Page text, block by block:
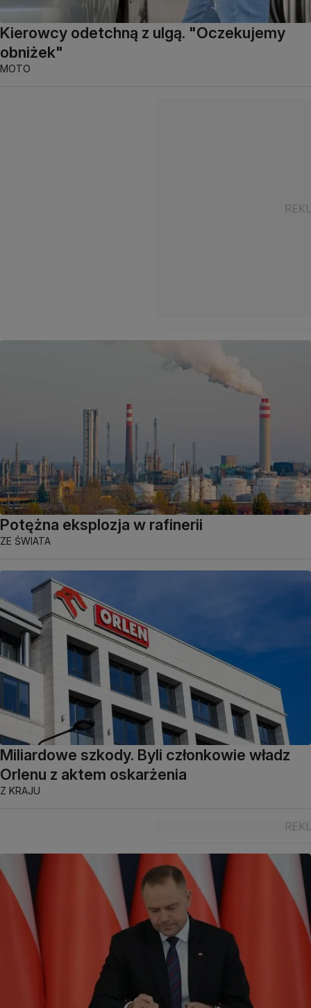
Kierowcy odetchną z ulgą. "Oczekujemy
obniżek"
MOTO
Potężna eksplozja w rafinerii
ZE ŚWIATA
Miliardowe szkody. Byli członkowie władz
Orlenu z aktem oskarżenia
Z KRAJU